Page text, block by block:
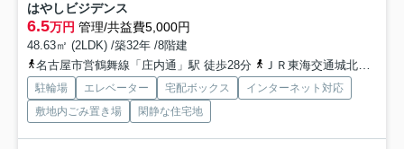
はやしビジデンス
6.5万円 管理/共益費5,000円
48.63㎡ (2LDK) /築32年 /8階建
名古屋市営鶴舞線「庄内通」駅 徒歩28分
ＪＲ東海交通城北線「比良」駅 徒歩29分
駐輪場 エレベーター 宅配ボックス
インターネット対応
敷地内ごみ置き場
閑静な住宅地